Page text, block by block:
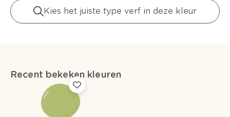
Kies het juiste type verf in deze kleur
Recent bekeken kleuren